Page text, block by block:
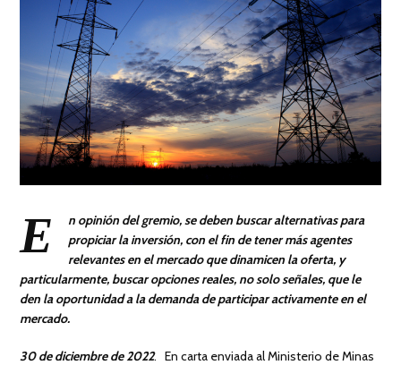
E n opinión del gremio, se deben buscar alternativas para
propiciar la inversión, con el fin de tener más agentes
relevantes en el mercado que dinamicen la oferta, y
particularmente, buscar opciones reales, no solo señales, que le
den la oportunidad a la demanda de participar activamente en el
mercado.
30 de diciembre de 2022. En carta enviada al Ministerio de Minas